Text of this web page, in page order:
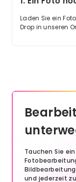
Laden Sie ein
Drop in unseren
Tauchen Sie
und jederzeit